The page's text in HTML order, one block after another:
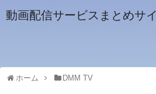
動画配信サービスまとめサ
ホーム DMM TV